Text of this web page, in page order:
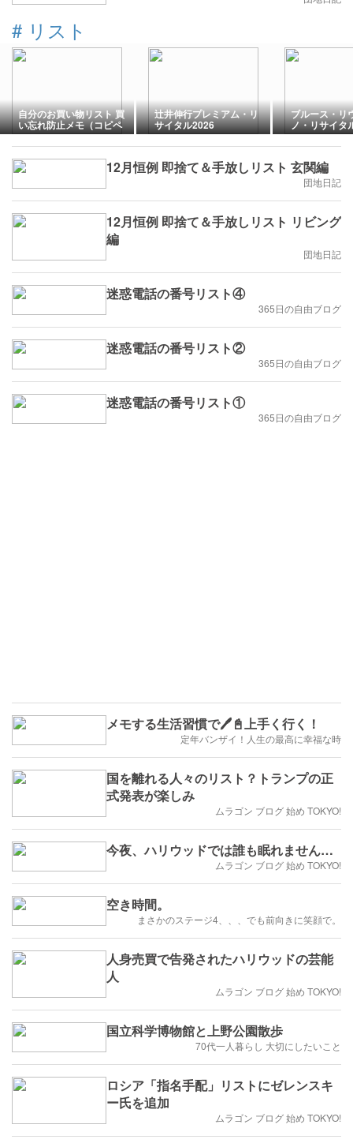
# リスト
自分のお買い物リスト 買
い忘れ防止メモ（コピペ
可）
辻井伸行プレミアム・リ
サイタル2026
ブルース・
ノ・リサイタ
ューザ
12月恒例 即捨て＆手放しリスト 玄関編
団地日記
12月恒例 即捨て＆手放しリスト リビング
編
団地日記
迷惑電話の番号リスト④
365日の自由ブログ
迷惑電話の番号リスト②
365日の自由ブログ
迷惑電話の番号リスト①
365日の自由ブログ
メモする生活習慣で🖊📓上手く行く！
定年バンザイ！人生の最高に幸福な時
国を離れる人々のリスト？トランプの正
式発表が楽しみ
ムラゴン ブログ 始め TOKYO!
今夜、ハリウッドでは誰も眠れません…
ムラゴン ブログ 始め TOKYO!
空き時間。
まさかのステージ4、、、でも前向きに笑顔で。
人身売買で告発されたハリウッドの芸能
人
ムラゴン ブログ 始め TOKYO!
国立科学博物館と上野公園散歩
70代一人暮らし 大切にしたいこと
ロシア「指名手配」リストにゼレンスキ
ー氏を追加
ムラゴン ブログ 始め TOKYO!